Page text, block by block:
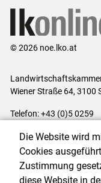
© 2026 noe.lko.at
Wiener Straße 64, 3100
Telefon: +43 (0)5 0259
Impressum|Kontakt|
Cookie-Einstellungen
Die Website wird
Cookies
Zustimmung
diese Website in